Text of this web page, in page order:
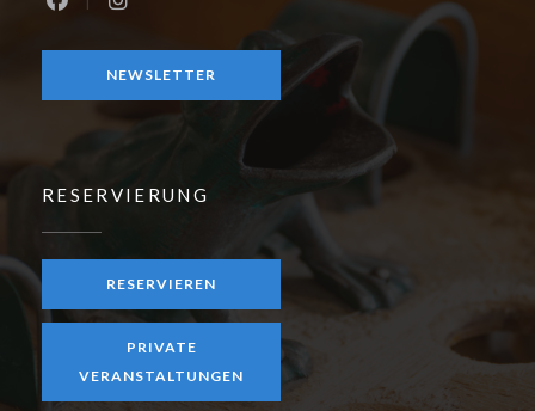
Facebook ((öffnet ein neues Fenster))
Instagram ((öffnet ein neues Fenster))
NEWSLETTER
RESERVIERUNG
RESERVIEREN
PRIVATE
VERANSTALTUNGEN